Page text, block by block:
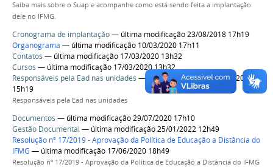
Saiba mais sobre o Suap e acompanhe como está sendo feita a implantação
dele no IFMG.
Cronograma de implantação— última modificação 23/08/2018 17h19
Organograma — última modificação 10/03/2020 17h11
Contatos — última modificação 17/03/2020 13h32
Cursos — última modificação 17/03/2020 13h32
Responsáveis pela Ead nas unidades — última modificação 16/09/2020
15h19
Responsáveis pela Ead nas unidades
Documentos — última modificação 29/07/2020 17h10
Gestão Documental — última modificação 25/01/2022 12h49
Resolução nº 17/2019 - Aprovação da Política de Educação a Distância do
IFMG — última modificação 17/06/2020 18h49
Resolução nº 17/2019 - Aprovação da Política de Educação a Distância do IFMG